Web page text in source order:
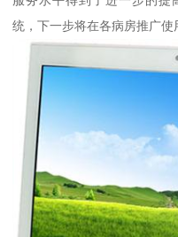
统，下一步将在各病房推广使